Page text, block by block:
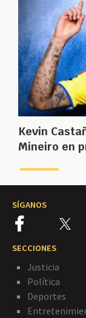
Kevin
Mineiro en
SÍGANOS
SECCIONES
Justicia
Política
Deportes